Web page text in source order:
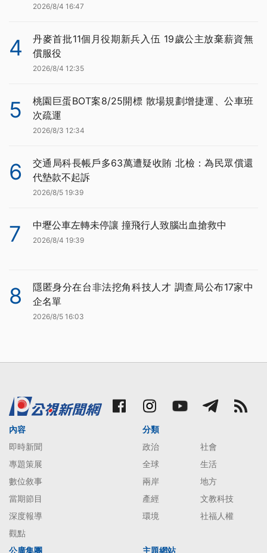
2026/8/4 16:47
4
丹麥首批11個月役期新兵入伍 19歲公主放棄薪資無
償服役
2026/8/4 12:35
5
桃園巨蛋BOT案8/25開標 散場規劃增捷運、公車班
次疏運
2026/8/3 12:34
6
交通局科長帳戶多63萬遭疑收賄 北檢：為民眾償還
代墊款不起訴
2026/8/5 19:39
7 中壢公車左轉未停讓 撞飛行人致腦出血搶救中
2026/8/4 19:39
8
隱匿身分在台非法挖角科技人才 調查局公布17家中
企名單
2026/8/5 16:03
內容
即時新聞
專題策展
數位敘事
當期節目
深度報導
觀點
分類
政治
社會
全球
生活
兩岸
地方
產經
文教科技
環境
社福人權
公廣集團 主題網站